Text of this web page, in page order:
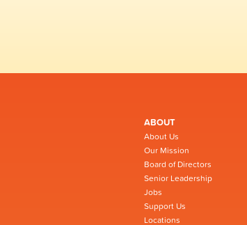
ABOUT
About Us
Our Mission
Board of Directors
Senior Leadership
Jobs
Support Us
Locations